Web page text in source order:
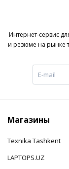
Интернет-сервис
и резюме на рынке
Магазины
Texnika Tashkent
LAPTOPS.UZ